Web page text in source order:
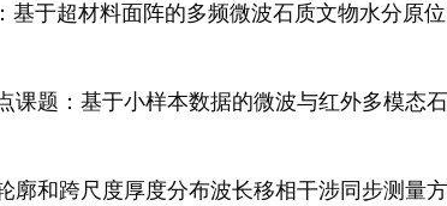
： 基于超材料面阵的多频微波石质文物水分原
课题 ： 基于小样本数据的微波与红外多模态
廓和跨尺度厚度分布波长移相干涉同步测量